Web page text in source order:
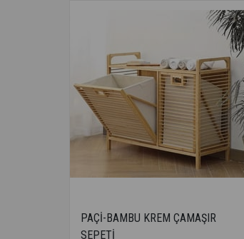
PAÇİ-BAMBU KREM ÇAMAŞIR